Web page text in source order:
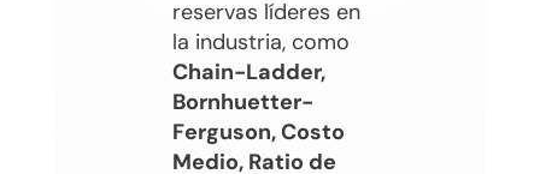
reservas líderes en
la industria, como
Chain-Ladder,
Bornhuetter-
Ferguson, Costo
Medio, Ratio de